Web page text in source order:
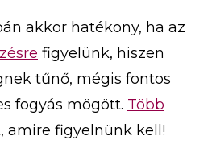
akkor hatékony, ha az
figyelünk, hiszen
tűnő, mégis fontos
fogyás mögött. Több
amire figyelnünk kell!